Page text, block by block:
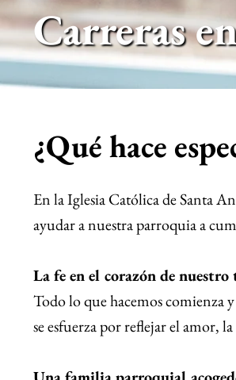
Carreras
¿Qué hace
En la Iglesia Católica de Santa
ayudar a nuestra parroquia a
La fe en el corazón de
Todo lo que hacemos comienza
se esfuerza por reflejar el amor,